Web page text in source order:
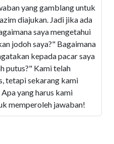
yang gamblang untuk
diajukan. Jadi jika ada
saya mengetahui
jodoh saya?" Bagaimana
kepada pacar saya
putus?" Kami telah
tetapi sekarang kami
yang harus kami
memperoleh jawaban!